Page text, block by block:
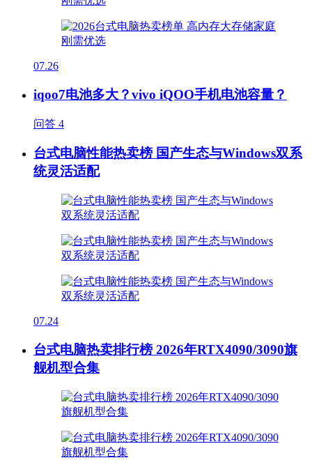
07.26
iqoo7电池多大？vivo iQOO手机电池容量？
问答 4
台式电脑性能热卖榜 国产生态与Windows双系
统灵活适配
07.24
台式电脑热卖排行榜 2026年RTX4090/3090旗
舰机型合集